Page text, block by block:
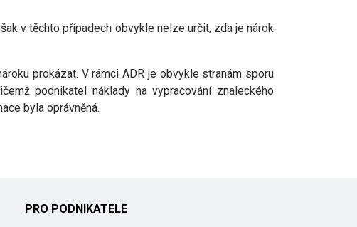
v těchto případech obvykle nelze určit, zda je nárok
prokázat. V rámci ADR je obvykle stranám sporu
podnikatel náklady na vypracování znaleckého
byla oprávněná.
PRO PODNIKATELE